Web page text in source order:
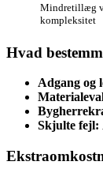
Mindretillæg
kompleksitet
Hvad
Adgang og
Skjulte fejl: